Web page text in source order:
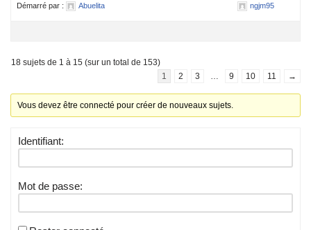
Démarré par : Abuelita ngjm95
18 sujets de 1 à 15 (sur un total de 153)
1
2 3 9 10 11 →
Vous devez être connecté pour créer de nouveaux sujets.
Identifiant:
Mot de passe: